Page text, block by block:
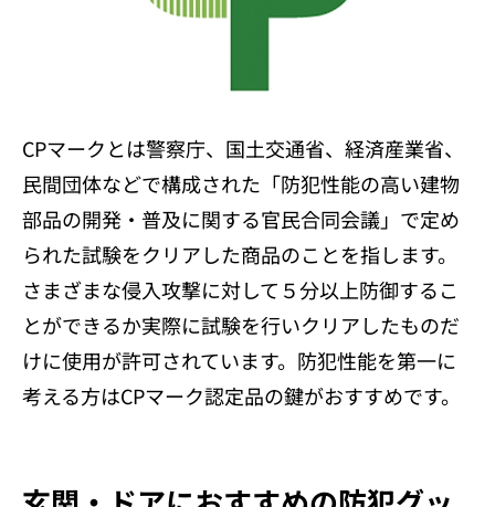
CPマークとは警察庁、国土交通省、経済産業省、
民間団体などで構成された「防犯性能の高い建物
部品の開発・普及に関する官民合同会議」で定め
られた試験をクリアした商品のことを指します。
さまざまな侵入攻撃に対して５分以上防御するこ
とができるか実際に試験を行いクリアしたものだ
けに使用が許可されています。防犯性能を第一に
考える方はCPマーク認定品の鍵がおすすめです。